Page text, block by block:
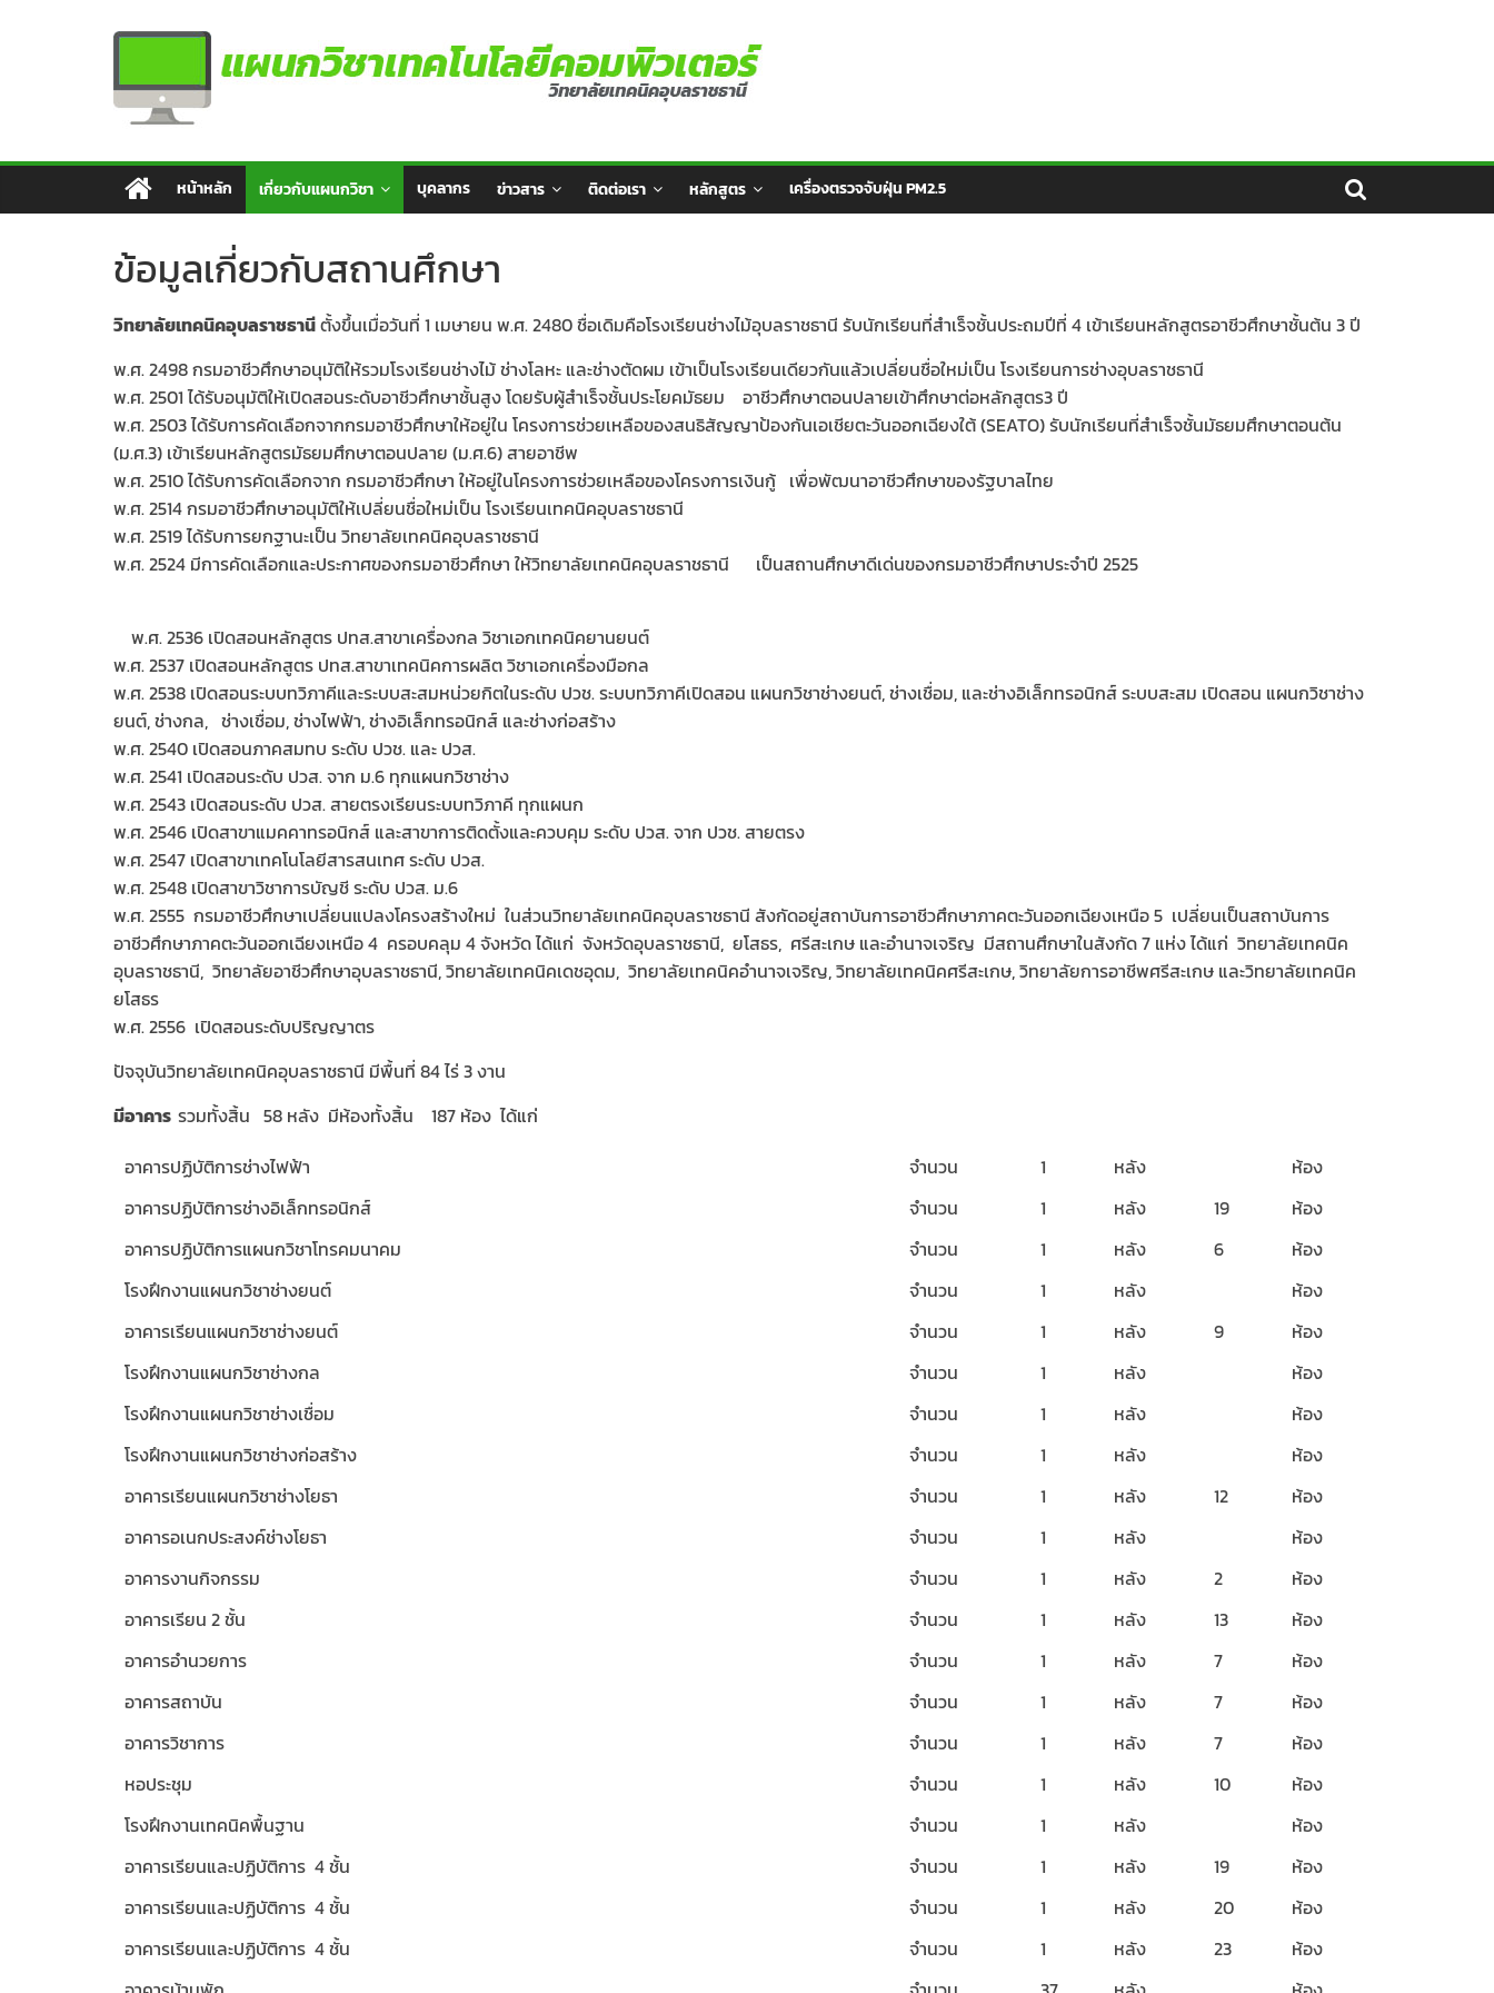
แผนก
วิชา
เทคโนโลยี
คอมพิวเตอร์
หน้าหลัก เกี่ยวกับแผนกวิชา บุคลากร ข่าวสาร ติดต่อเรา หลักสูตร เครื่องตรวจจับฝุ่น PM2.5
ข้อมูลเกี่ยวกับสถานศึกษา
วิทยาลัยเทคนิคอุบลราชธานีตั้งขึ้นเมื่อวันที่ 1 เมษายน พ.ศ. 2480 ชื่อเดิมคือโรงเรียนช่างไม้อุบลราชธานี รับนักเรียนที่สำเร็จชั้นประถมปีที่ 4 เข้าเรียนหลักสูตรอาชีวศึกษาชั้นต้น 3 ปี
พ.ศ. 2498 กรมอาชีวศึกษาอนุมัติให้รวมโรงเรียนช่างไม้ ช่างโลหะ และช่างตัดผม เข้าเป็นโรงเรียนเดียวกันแล้วเปลี่ยนชื่อใหม่เป็น โรงเรียนการช่างอุบลราชธานี
พ.ศ. 2501 ได้รับอนุมัติให้เปิดสอนระดับอาชีวศึกษาชั้นสูง โดยรับผู้สำเร็จชั้นประโยคมัธยม อาชีวศึกษาตอนปลายเข้าศึกษาต่อหลักสูตร3 ปี
พ.ศ. 2503 ได้รับการคัดเลือกจากกรมอาชีวศึกษาให้อยู่ใน โครงการช่วยเหลือของสนธิสัญญาป้องกันเอเชียตะวันออกเฉียงใต้ (SEATO) รับนักเรียนที่สำเร็จชั้นมัธยมศึกษาตอนต้น
(ม.ศ.3) เข้าเรียนหลักสูตรมัธยมศึกษาตอนปลาย (ม.ศ.6) สายอาชีพ
พ.ศ. 2510 ได้รับการคัดเลือกจาก กรมอาชีวศึกษา ให้อยู่ในโครงการช่วยเหลือของโครงการเงินกู้ เพื่อพัฒนาอาชีวศึกษาของรัฐบาลไทย
พ.ศ. 2514 กรมอาชีวศึกษาอนุมัติให้เปลี่ยนชื่อใหม่เป็น โรงเรียนเทคนิคอุบลราชธานี
พ.ศ. 2519 ได้รับการยกฐานะเป็น วิทยาลัยเทคนิคอุบลราชธานี
พ.ศ. 2524 มีการคัดเลือกและประกาศของกรมอาชีวศึกษา ให้วิทยาลัยเทคนิคอุบลราชธานี เป็นสถานศึกษาดีเด่นของกรมอาชีวศึกษาประจำปี 2525
พ.ศ. 2536 เปิดสอนหลักสูตร ปทส.สาขาเครื่องกล วิชาเอกเทคนิคยานยนต์
พ.ศ. 2537 เปิดสอนหลักสูตร ปทส.สาขาเทคนิคการผลิต วิชาเอกเครื่องมือกล
พ.ศ. 2538 เปิดสอนระบบทวิภาคีและระบบสะสมหน่วยกิตในระดับ ปวช. ระบบทวิภาคีเปิดสอน แผนกวิชาช่างยนต์, ช่างเชื่อม, และช่างอิเล็กทรอนิกส์ ระบบสะสม เปิดสอน แผนกวิชาช่าง
ยนต์, ช่างกล, ช่างเชื่อม, ช่างไฟฟ้า, ช่างอิเล็กทรอนิกส์ และช่างก่อสร้าง
พ.ศ. 2540 เปิดสอนภาคสมทบ ระดับ ปวช. และ ปวส.
พ.ศ. 2541 เปิดสอนระดับ ปวส. จาก ม.6 ทุกแผนกวิชาช่าง
พ.ศ. 2543 เปิดสอนระดับ ปวส. สายตรงเรียนระบบทวิภาคี ทุกแผนก
พ.ศ. 2546 เปิดสาขาแมคคาทรอนิกส์ และสาขาการติดตั้งและควบคุม ระดับ ปวส. จาก ปวช. สายตรง
พ.ศ. 2547 เปิดสาขาเทคโนโลยีสารสนเทศ ระดับ ปวส.
พ.ศ. 2548 เปิดสาขาวิชาการบัญชี ระดับ ปวส. ม.6
พ.ศ. 2555 กรมอาชีวศึกษาเปลี่ยนแปลงโครงสร้างใหม่ ในส่วนวิทยาลัยเทคนิคอุบลราชธานี สังกัดอยู่สถาบันการอาชีวศึกษาภาคตะวันออกเฉียงเหนือ 5 เปลี่ยนเป็นสถาบันการ
อาชีวศึกษาภาคตะวันออกเฉียงเหนือ 4 ครอบคลุม 4 จังหวัด ได้แก่ จังหวัดอุบลราชธานี, ยโสธร, ศรีสะเกษ และอำนาจเจริญ มีสถานศึกษาในสังกัด 7 แห่ง ได้แก่ วิทยาลัยเทคนิค
อุบลราชธานี, วิทยาลัยอาชีวศึกษาอุบลราชธานี, วิทยาลัยเทคนิคเดชอุดม, วิทยาลัยเทคนิคอำนาจเจริญ, วิทยาลัยเทคนิคศรีสะเกษ, วิทยาลัยการอาชีพศรีสะเกษ และวิทยาลัยเทคนิค
ยโสธร
พ.ศ. 2556 เปิดสอนระดับปริญญาตร
ปัจจุบันวิทยาลัยเทคนิคอุบลราชธานี มีพื้นที่ 84 ไร่ 3 งาน
มีอาคาร รวมทั้งสิ้น 58 หลัง มีห้องทั้งสิ้น 187 ห้อง ได้แก่
อาคารปฏิบัติการช่างไฟฟ้า
จำนวน 1 หลัง
ห้อง
อาคารปฏิบัติการช่างอิเล็กทรอนิกส์
จำนวน 1 หลัง 19
ห้อง
อาคารปฏิบัติการแผนกวิชาโทรคมนาคม
จำนวน 1 หลัง 6
ห้อง
โรงฝึกงานแผนกวิชาช่างยนต์
จำนวน 1 หลัง
ห้อง
อาคารเรียนแผนกวิชาช่างยนต์
จำนวน 1 หลัง 9
ห้อง
โรงฝึกงานแผนกวิชาช่างกล
จำนวน 1 หลัง
ห้อง
โรงฝึกงานแผนกวิชาช่างเชื่อม
จำนวน 1 หลัง
ห้อง
โรงฝึกงานแผนกวิชาช่างก่อสร้าง
จำนวน 1 หลัง
ห้อง
อาคารเรียนแผนกวิชาช่างโยธา
จำนวน 1 หลัง 12
ห้อง
อาคารอเนกประสงค์ช่างโยธา
จำนวน 1 หลัง
ห้อง
อาคารงานกิจกรรม
จำนวน 1 หลัง 2
ห้อง
อาคารเรียน 2 ชั้น
จำนวน 1 หลัง 13
ห้อง
อาคารอำนวยการ
จำนวน 1 หลัง 7
ห้อง
อาคารสถาบัน
จำนวน 1 หลัง 7
ห้อง
อาคารวิชาการ
จำนวน 1 หลัง 7
ห้อง
หอประชุม
จำนวน 1 หลัง 10
ห้อง
โรงฝึกงานเทคนิคพื้นฐาน
จำนวน 1 หลัง
ห้อง
อาคารเรียนและปฏิบัติการ 4 ชั้น
จำนวน 1 หลัง 19
ห้อง
อาคารเรียนและปฏิบัติการ 4 ชั้น
จำนวน 1 หลัง 20
ห้อง
อาคารเรียนและปฏิบัติการ 4 ชั้น
จำนวน 1 หลัง 23
ห้อง